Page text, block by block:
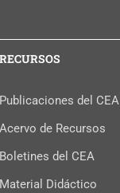
RECURSOS
Publicaciones del CEA
Acervo de Recursos
Boletines del CEA
Material Didáctico